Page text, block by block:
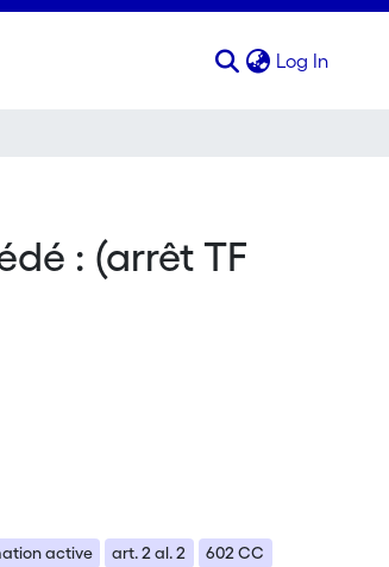
Log In
: (arrêt TF
active art. 2 al. 2
602 CC